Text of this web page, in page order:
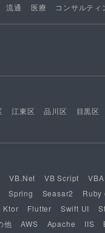
流通 医療 コンサルティ
江東区 品川区 目黒区
VB.Net VB Script VBA
Spring Seasar2 Ruby
Ktor Flutter Swift UI
他 AWS Apache IIS